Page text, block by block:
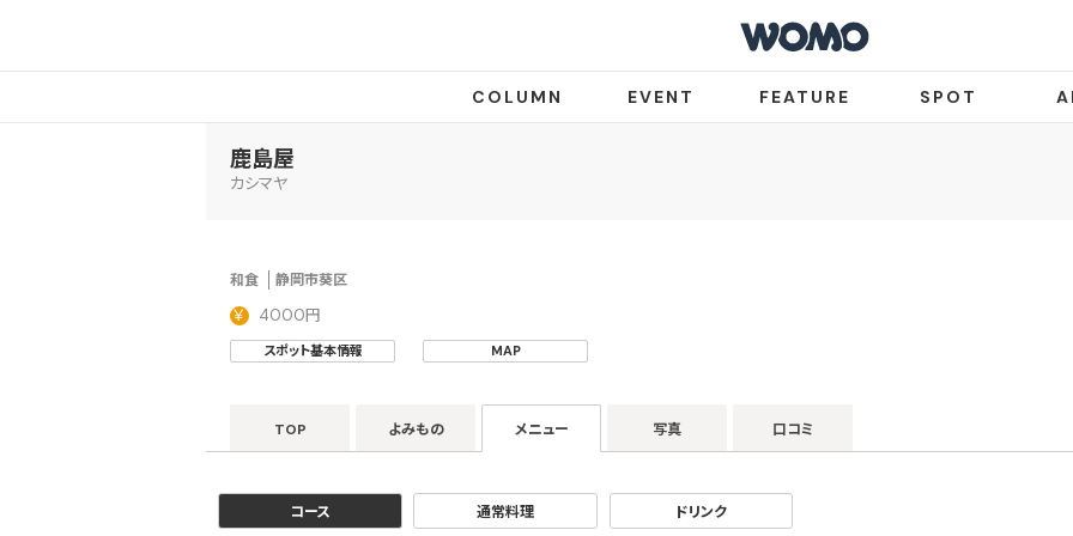
COLUMN EVENT FEATURE SPOT
鹿島屋
カシマヤ
和食 静岡市葵区
4000円
スポット基本情報 MAP
TOP よみもの メニュー 写真 口コミ
コース 通常料理 ドリンク